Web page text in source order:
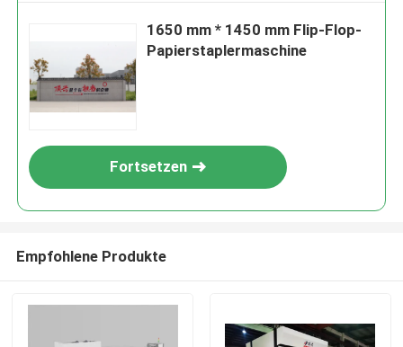
1650 mm * 1450 mm Flip-Flop-
Papierstaplermaschine
Fortsetzen
Empfohlene Produkte